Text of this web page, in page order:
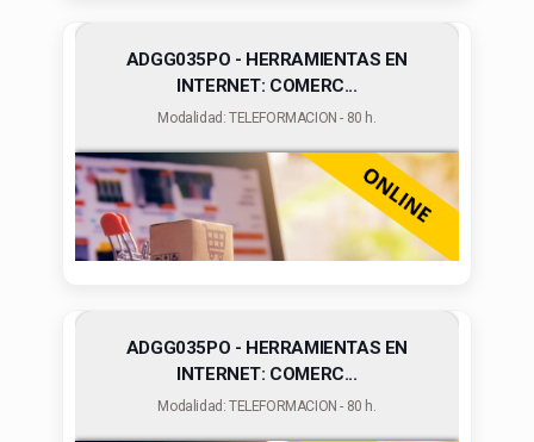
ADGG035PO - HERRAMIENTAS EN
INTERNET: COMERC...
Modalidad: TELEFORMACION - 80 h.
ADGG035PO - HERRAMIENTAS EN
INTERNET: COMERC...
Modalidad: TELEFORMACION - 80 h.